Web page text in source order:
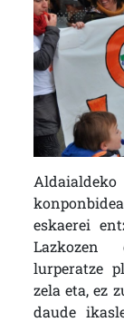
eskaerei
Lazkozen
lurperatze
zela eta, ez
daude